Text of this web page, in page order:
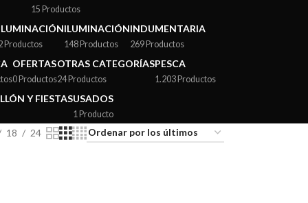
15 Productos
Productos
ILUMINACIÓN
148 Productos
INDUMENTARIA
269 Productos
OFERTAS
0 Productos
OTRAS CATEGORÍAS
24 Productos
PESCA
1.203 Productos
Y FIESTASUSADOS
1 Producto
18 24